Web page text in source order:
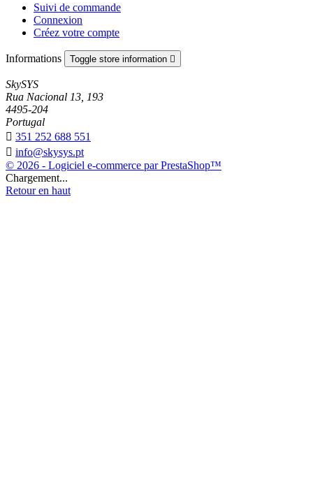
Suivi de commande
Connexion
Créez votre compte
Informations Toggle store information 
SkySYS
Rua Nacional 13, 193
4495-204
Portugal
 351 252 688 551
 info@skysys.pt
© 2026 - Logiciel e-commerce par PrestaShop™
Chargement...
Retour en haut